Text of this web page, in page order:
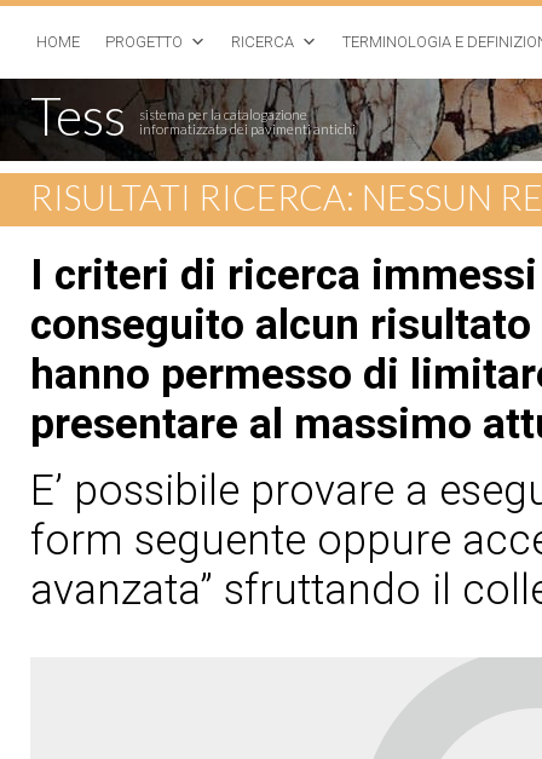
HOME PROGETTO RICERCA TERMINOLOGIA E
Tess
sistema per la catalogazione
informatizzata dei pavimenti antichi
RISULTATI RICERCA: NESSUN
I criteri di ricerca
conseguito alcun
hanno permesso di
presentare al massimo
E’ possibile provare a
form seguente oppure
avanzata” sfruttando il